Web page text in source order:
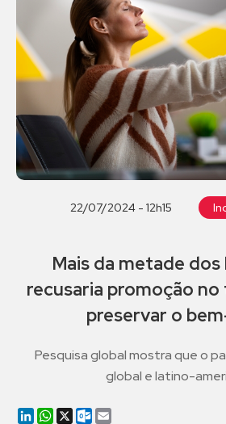
22/07/2024 - 12h15
Mais da metade
recusaria promoção
preservar o
Pesquisa global mostra que o
global e latino-
LinkedIn
WhatsApp
X Outlook.com